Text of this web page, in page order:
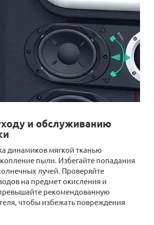
и обслуживанию
динамиков мягкой тканью
пыли. Избегайте попадания
лучей. Проверяйте
на предмет окисления и
рекомендованную
чтобы избежать повреждения